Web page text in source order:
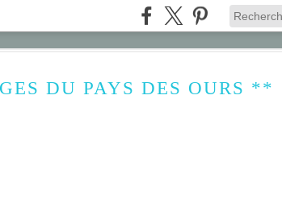
DU PAYS DES OURS **